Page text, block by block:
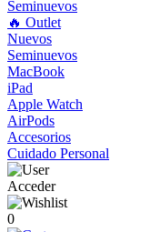
Seminuevos
🔥 Outlet
Nuevos
Seminuevos
MacBook
iPad
Apple Watch
AirPods
Accesorios
Cuidado Personal
Acceder
0